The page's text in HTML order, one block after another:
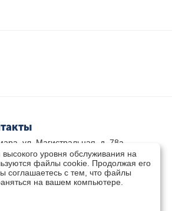
ул. Магистральная, д. 78а
333-33-79(звонок бесплатный)
211-03-15
8.30 - 17.30 Сб 9.00 - 16.00
уровня обслуживания на
файлы cookie. Продолжая его
соглашаетесь с тем, что файлы
на вашем компьютере.